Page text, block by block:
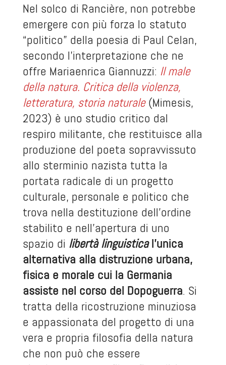
Nel solco di Rancière, non potrebbe
emergere con più forza lo statuto
“politico” della poesia di Paul Celan,
secondo l’interpretazione che ne
offre Mariaenrica Giannuzzi: Il male
della natura. Critica della violenza,
letteratura, storia naturale (Mimesis,
2023) è uno studio critico dal
respiro militante, che restituisce alla
produzione del poeta sopravvissuto
allo sterminio nazista tutta la
portata radicale di un progetto
culturale, personale e politico che
trova nella destituzione dell’ordine
stabilito e nell’apertura di uno
spazio di libertà linguistical’unica
alternativa alla distruzione urbana,
fisica e morale cui la Germania
assiste nel corso del Dopoguerra. Si
tratta della ricostruzione minuziosa
e appassionata del progetto di una
vera e propria filosofia della natura
che non può che essere